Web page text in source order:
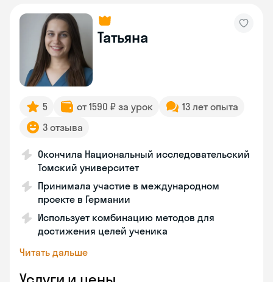
Татьяна
5 от 1590 ₽ за урок
13 лет опыта
3 отзыва
Окончила Национальный исследовательский
Томский университет
Принимала участие в международном
проекте в Германии
Использует комбинацию методов для
достижения целей ученика
Читать дальше